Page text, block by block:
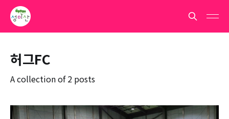
허그FC
A collection of 2 posts